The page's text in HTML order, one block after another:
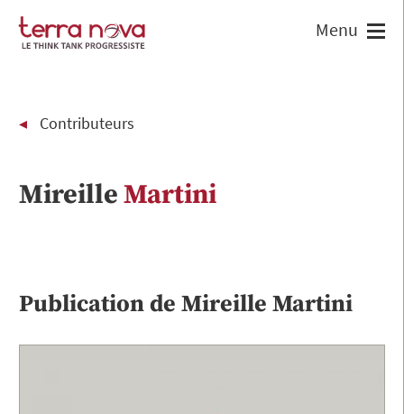
Contributeurs
MireilleMartini
Publication de Mireille Martini